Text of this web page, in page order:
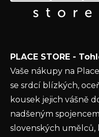
ochrany osobních
PŘIHLÁSIT SE
PLACE STORE -
Vaše nákupy na
se srdcí blízkých,
kousek jejich vášně
nadšeným
slovenských